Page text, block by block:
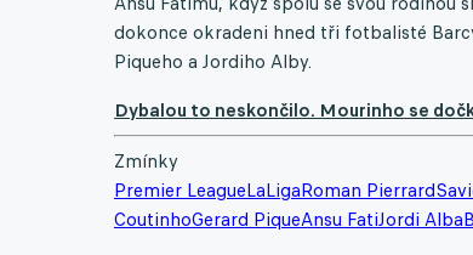
dokonce okradeni hned tři fotbalisté
Piqueho a Jordiho Alby.
Dybalou to neskončilo. Mourinho se
Zmínky
Premier LeagueLaLigaRoman Pierrard
CoutinhoGerard PiqueAnsu FatiJordi Alba